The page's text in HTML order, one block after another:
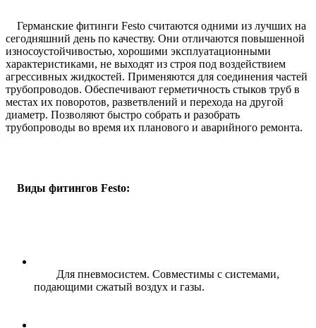
Германские фитинги Festo считаются одними из лучших на
сегодняшний день по качеству. Они отличаются повышенной
износоустойчивостью, хорошими эксплуатационными
характеристиками, не выходят из строя под воздействием
агрессивных жидкостей. Применяются для соединения частей
трубопроводов. Обеспечивают герметичность стыков труб в
местах их поворотов, разветвлений и перехода на другой
диаметр. Позволяют быстро собрать и разобрать
трубопроводы во время их планового и аварийного ремонта.
Виды фитингов Festo:
Для пневмосистем. Совместимы с системами,
подающими сжатый воздух и газы.